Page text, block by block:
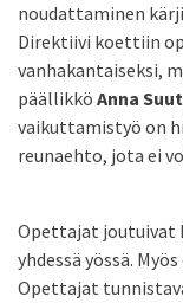
noudattaminen
Direktiivi koettiin
vanhakantaiseksi,
päällikkö Anna
vaikuttamistyö on
reunaehto, jota ei
Opettajat joutuivat
yhdessä yössä.
Opettajat